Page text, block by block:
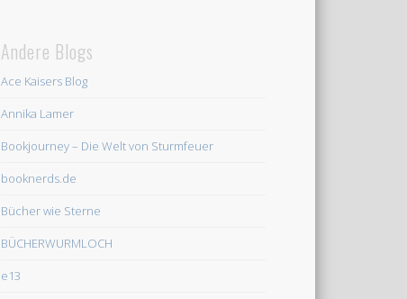
Andere Blogs
Ace Kaisers Blog
Annika Lamer
Bookjourney – Die Welt von Sturmfeuer
booknerds.de
Bücher wie Sterne
BÜCHERWURMLOCH
e13